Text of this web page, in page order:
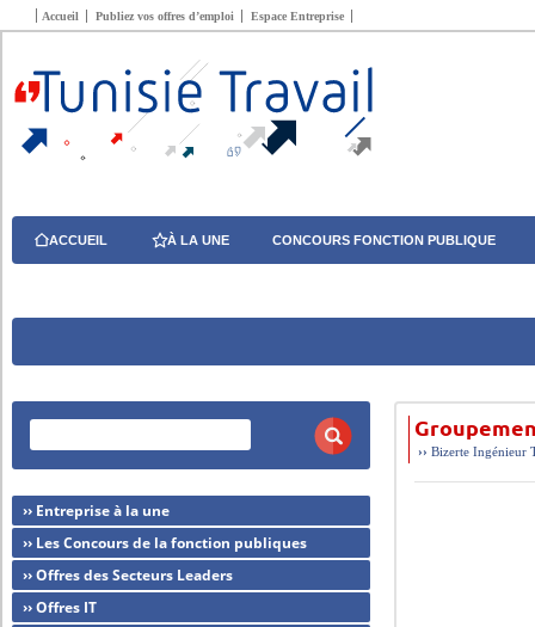
Accueil Publiez vos offres d’emploi Espace Entreprise
ACCUEIL À LA UNE CONCOURS FONCTION PUBLIQUE
››Bizerte Ingénieur
›› Entreprise à la une
›› Les Concours de la fonction publiques
›› Offres des Secteurs Leaders
›› Offres IT